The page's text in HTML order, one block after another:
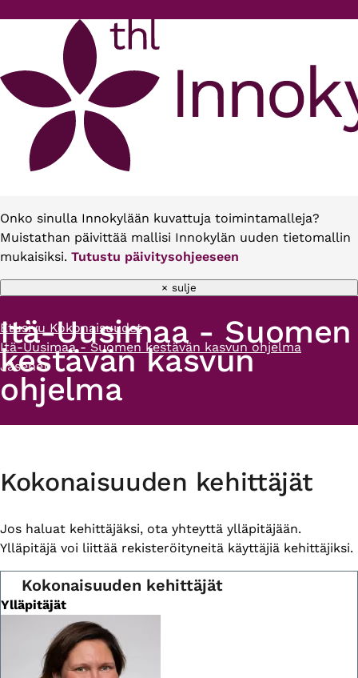
Onko sinulla Innokylään kuvattuja toimintamalleja?
Muistathan päivittää mallisi Innokylän uuden tietomallin
mukaisiksi. Tutustu päivitysohjeeseen
× sulje
Murupolku
Etusivu Kokonaisuudet
Itä-Uusimaa - Suomen kestävän kasvun ohjelma
Jäsenet
Itä-Uusimaa - Suomen
kestävän kasvun
ohjelma
tabs
Kokonaisuuden kehittäjät
Jos haluat kehittäjäksi, ota yhteyttä ylläpitäjään.
Ylläpitäjä voi liittää rekisteröityneitä käyttäjiä kehittäjiksi.
Kokonaisuuden kehittäjät
Ylläpitäjät